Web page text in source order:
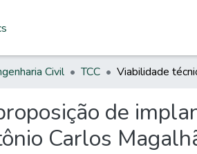
Civil TCC
de
Carlos